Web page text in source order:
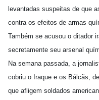
levantadas suspeitas de que
contra os efeitos de armas
Também se acusou o ditador
secretamente seu arsenal
Na semana passada, a
cobriu o Iraque e os Bálcãs,
que afligem soldados